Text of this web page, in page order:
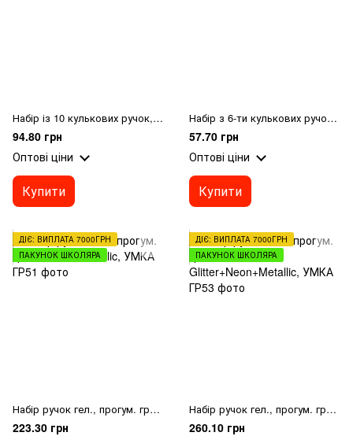
Набір із 10 кулькових ручок, 10 кол.
94.80 грн
Оптові ціни
Купити
Набір з 6-ти кулькових ручок, 6 кол.
57.70 грн
Оптові ціни
Купити
ДІЄ: ВИПЛАТА 7000ГРН
ПАКУНОК ШКОЛЯРА
Набір ручок гел., прогум. грип, 18кол, Metallic, УМКА
223.30 грн
ДІЄ: ВИПЛАТА 7000ГРН
ПАКУНОК ШКОЛЯРА
Набір ручок гел., прогум. грип, 6+6+6кол, Glitter+Neon+Metallic, УМКА
260.10 грн